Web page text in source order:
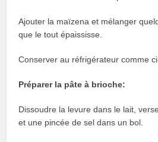
Ajouter la maïzena et mélanger
que le tout épaississe.
Conserver au réfrigérateur comme
Préparer la pâte à brioche:
Dissoudre la levure dans le lait,
et une pincée de sel dans un bol.